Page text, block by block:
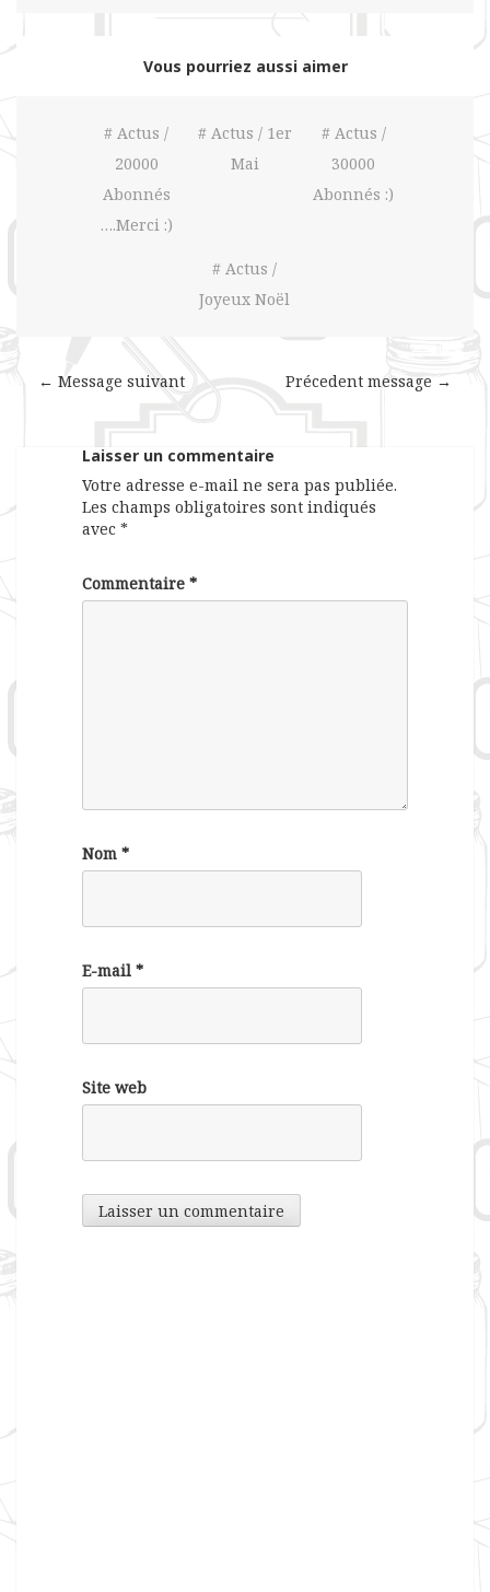
Vous pourriez aussi aimer
# Actus /
20000
Abonnés
….Merci :)
# Actus / 1er
Mai
# Actus /
30000
Abonnés :)
# Actus /
Joyeux Noël
Précedent message →
← Message suivant
Laisser un commentaire
Votre adresse e-mail ne sera pas publiée.
Les champs obligatoires sont indiqués
avec *
Commentaire *
Nom *
E-mail *
Site web